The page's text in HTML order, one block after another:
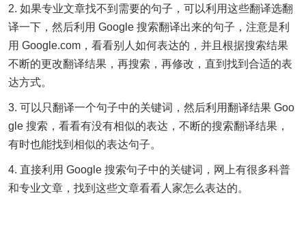
2. 如果专业文章找不到需要的句子，可以利用这些翻译选翻
译一下，然后利用 Google 搜索翻译出来的句子，注意是利
用 Google.com，看看别人如何表达的，并且根据搜索结果
不断的更改翻译结果，再搜索，再修改，直到找到合适的表
达方式。
3. 可以只翻译一个句子中的关键词，然后利用翻译结果 Goo
gle 搜索，看看有没有相似的表达，不断的搜索翻译结果，
有时也能找到相似的表达句子。
4. 直接利用 Google 搜索句子中的关键词，网上有很多科普
和专业文章，找到这些文章看看人家怎么表达的。